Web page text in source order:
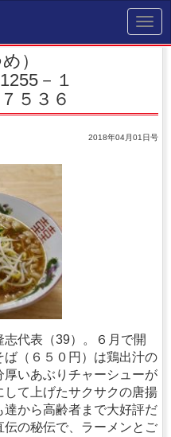
）
－１
５３６
2018年04月01日号
代表（39）。６月で開
（６５０円）は鶏出汁の
いあぶりチャーシューが
て上げたサクサクの唐揚
から高齢者まで大好評だ
の秘伝で、ラーメンとご